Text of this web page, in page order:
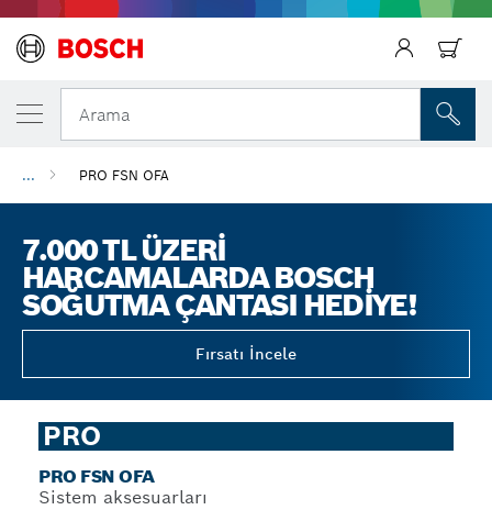
Arama
... PRO FSN OFA
7.000 TL ÜZERI
HARCAMALARDA BOSCH
SOĞUTMA ÇANTASI HEDIYE!
Fırsatı İncele
PRO
PRO FSN OFA
Sistem aksesuarları